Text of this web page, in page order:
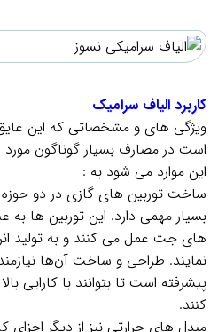
کاربرد الیاف سرامیک
ویژگی های و مشخصاتی که این
است در مصارف بسیار گوناگون مورد
این موارد می شود به :
ساخت توربین‌ های گازی در دو
بسیار مهمی دارد. این توربین‌ ها به
های جت عمل می‌ کنند و به تولید
نمایند. طراحی و ساخت آن‌ها
پیشرفته است تا بتوانند با کارایی
کنند.
مبدل‌ های حرارتی نیز از دیگر